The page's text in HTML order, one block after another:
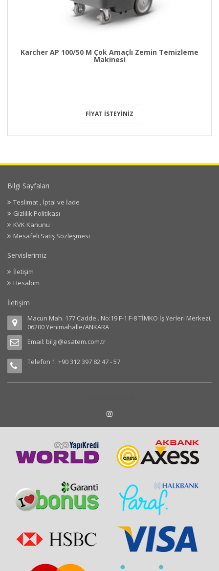
Karcher AP 100/50 M Çok Amaçlı Zemin Temizleme
Makinesi
FIYAT İSTEYINIZ
Bilgi Sayfaları
Teslimat , İptal ve İade
Gizlilik Politikası
KVK Kanunu
Mesafeli Satış Sözleşmesi
Servislerimiz
İletişim
Hesabım
İletişim
Macun Mah. 177.Cadde . No:19 F-1 F-8 TİMKO İş Yerleri Merkezi,
06200 Yenimahalle/ANKARA
Email: bilgi@esatem.com.tr
Telefon 1: +90 312 397 82 47 - 57